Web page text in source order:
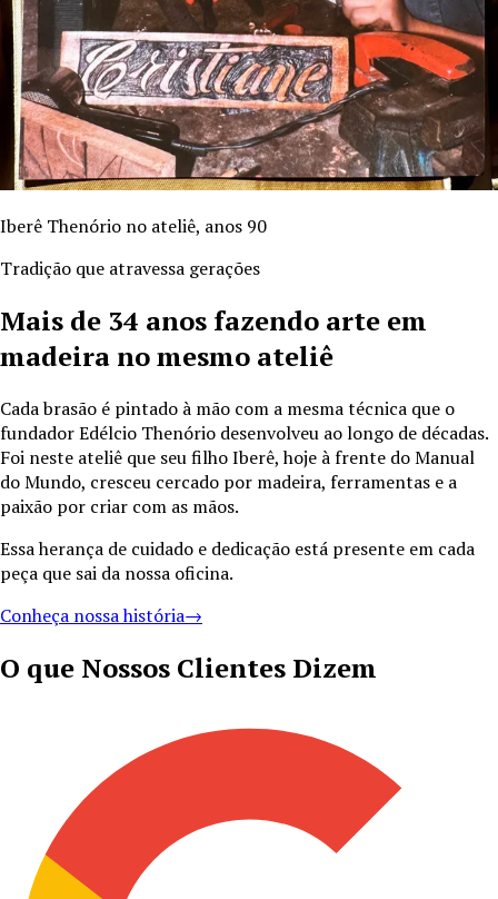
Iberê Thenório no ateliê, anos 90
Tradição que atravessa gerações
Mais de 34 anos fazendo arte em
madeira no mesmo ateliê
Cada brasão é pintado à mão com a mesma técnica que o
fundador Edélcio Thenório desenvolveu ao longo de décadas.
Foi neste ateliê que seu filho Iberê, hoje à frente do Manual
do Mundo, cresceu cercado por madeira, ferramentas e a
paixão por criar com as mãos.
Essa herança de cuidado e dedicação está presente em cada
peça que sai da nossa oficina.
Conheça nossa história→
O que Nossos Clientes Dizem